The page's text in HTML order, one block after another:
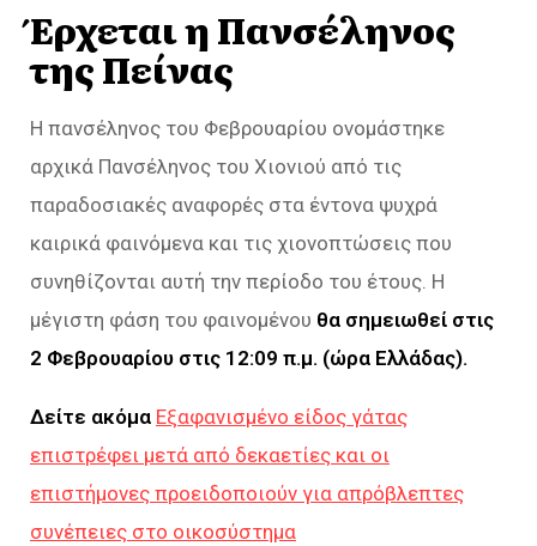
Έρχεται η Πανσέληνος
της Πείνας
Η πανσέληνος του Φεβρουαρίου ονομάστηκε
αρχικά Πανσέληνος του Χιονιού από τις
παραδοσιακές αναφορές στα έντονα ψυχρά
καιρικά φαινόμενα και τις χιονοπτώσεις που
συνηθίζονται αυτή την περίοδο του έτους. Η
μέγιστη φάση του φαινομένου θα σημειωθεί στις
2 Φεβρουαρίου στις 12:09 π.μ. (ώρα Ελλάδας).
Δείτε ακόμα Εξαφανισμένο είδος γάτας
επιστρέφει μετά από δεκαετίες και οι
επιστήμονες προειδοποιούν για απρόβλεπτες
συνέπειες στο οικοσύστημα